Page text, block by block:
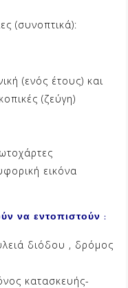
(συνοπτικά):
(ενός έτους) και
(ζεύγη)
εικόνα
να εντοπιστούν :
διόδου , δρόμος
κατασκευής-